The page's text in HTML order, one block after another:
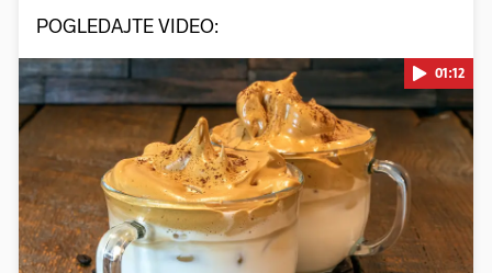
POGLEDAJTE VIDEO:
Pokretanje videa...
01:12